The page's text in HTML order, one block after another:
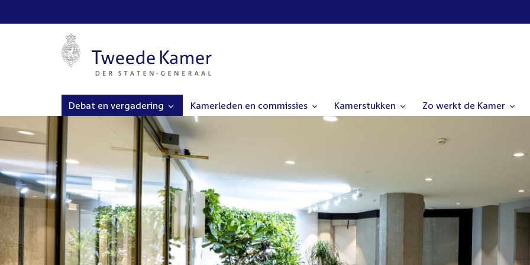
Debat en vergadering Kamerleden en commissies Kamerstukken Zo werkt de Kamer